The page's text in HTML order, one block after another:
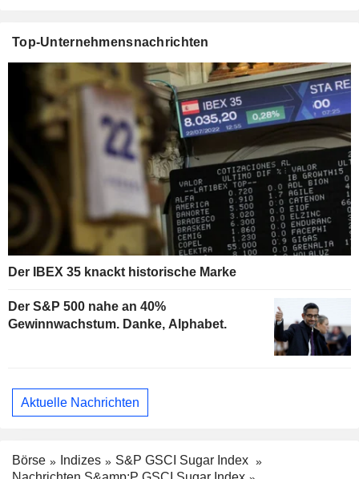
Top-Unternehmensnachrichten
Der IBEX 35 knackt historische Marke
Der S&P 500 nahe an 40%
Gewinnwachstum. Danke, Alphabet.
Aktuelle Nachrichten
Börse Indizes
S&P GSCI Sugar Index